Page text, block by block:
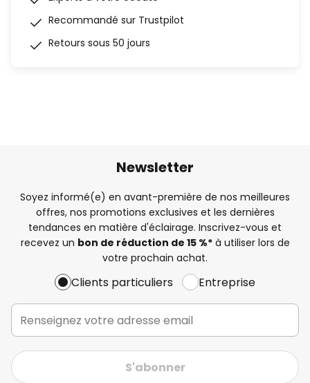
Recommandé sur Trustpilot
Retours sous 50 jours
Newsletter
Soyez informé(e) en avant-première de nos meilleures
offres, nos promotions exclusives et les dernières
tendances en matière d'éclairage. Inscrivez-vous et
recevez un bon de réduction de 15 %*à utiliser lors de
votre prochain achat.
Clients particuliers Entreprise
S'abonner